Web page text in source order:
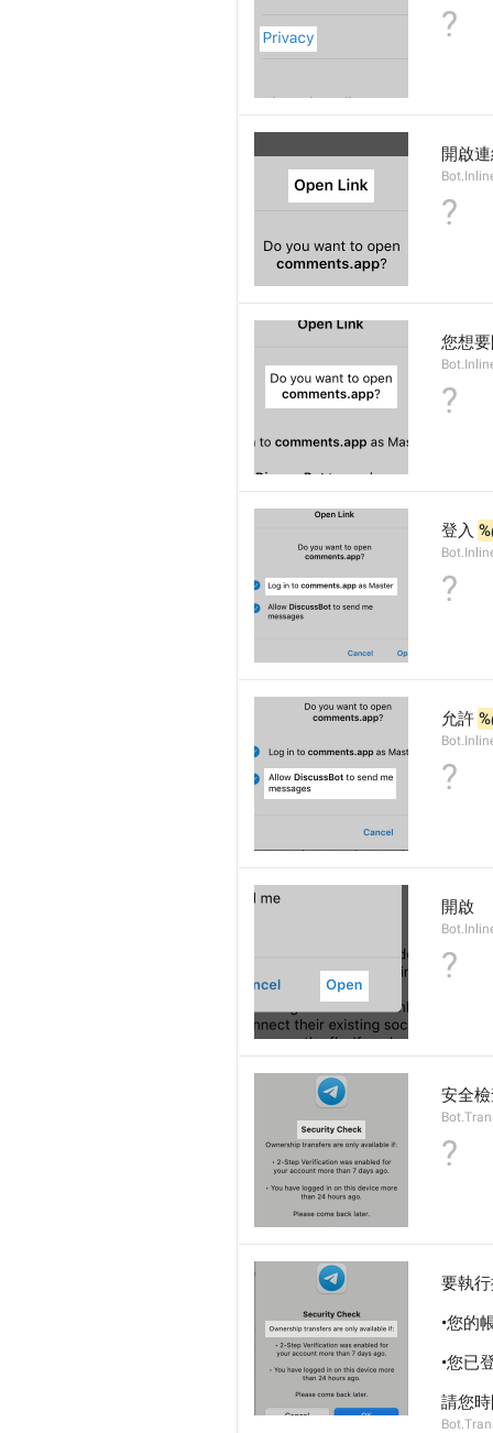
?
開啟
?
您想
?
登入
?
允許
?
開啟
?
安全
?
要執
•您的
•您已
請您